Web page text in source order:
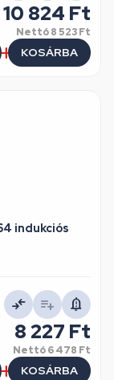
10 824 Ft
Nettó8 523 Ft
KOSÁRBA
8 227 Ft
Nettó6 478 Ft
KOSÁRBA